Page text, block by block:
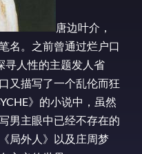
唐边叶介，
名。之前曾通过烂户口
寻人性的主题发人省
又描写了一个乱伦而狂
》的小说中，虽然
男主眼中已经不存在的
局外人》以及庄周梦